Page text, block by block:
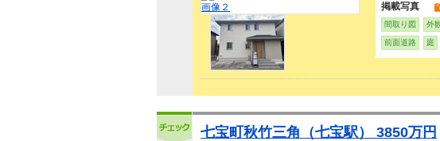
掲載写真
間取り図 外
前面道路 庭
七宝町秋竹三角（七宝駅） 3850万円